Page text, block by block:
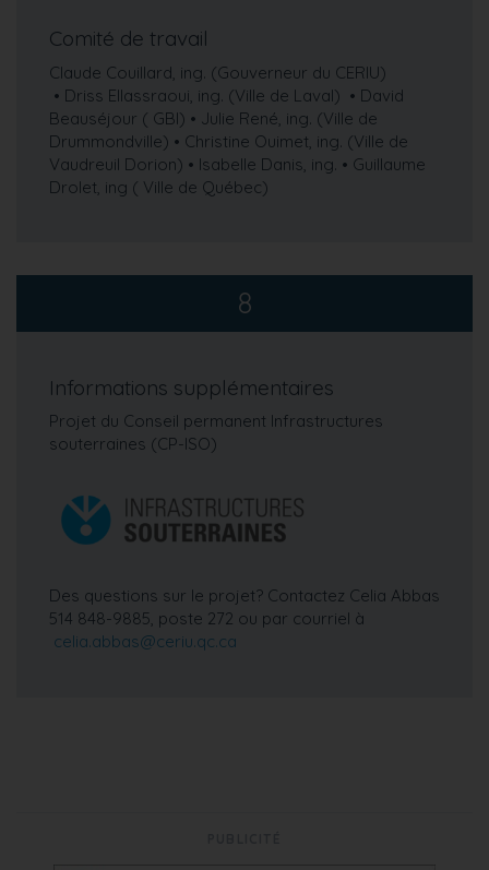
Comité de travail
Claude Couillard, ing. (Gouverneur du CERIU)
• Driss Ellassraoui, ing. (Ville de Laval) • David
Beauséjour ( GBI) • Julie René, ing. (Ville de
Drummondville) • Christine Ouimet, ing. (Ville de
Vaudreuil Dorion) • Isabelle Danis, ing. • Guillaume
Drolet, ing ( Ville de Québec)
8
Informations supplémentaires
Projet du Conseil permanent Infrastructures
souterraines (CP-ISO)
Des questions sur le projet? Contactez Celia Abbas
514 848-9885, poste 272 ou par courriel à
celia.abbas@ceriu.qc.ca